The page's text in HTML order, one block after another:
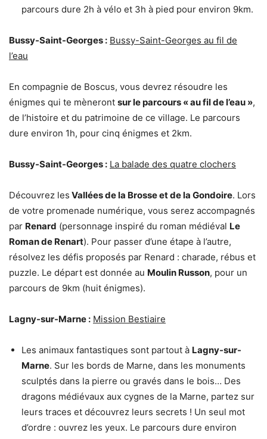
parcours dure 2h à vélo et 3h à pied pour environ 9km.
Bussy-Saint-Georges : Bussy-Saint-Georges au fil de
l’eau
En compagnie de Boscus, vous devrez résoudre les
énigmes qui te mèneront sur le parcours « au fil de l’eau »,
de l’histoire et du patrimoine de ce village. Le parcours
dure environ 1h, pour cinq énigmes et 2km.
Bussy-Saint-Georges : La balade des quatre clochers
Découvrez les Vallées de la Brosse et de la Gondoire. Lors
de votre promenade numérique, vous serez accompagnés
par Renard (personnage inspiré du roman médiéval Le
Roman de Renart). Pour passer d’une étape à l’autre,
résolvez les défis proposés par Renard : charade, rébus et
puzzle. Le départ est donnée au Moulin Russon, pour un
parcours de 9km (huit énigmes).
Lagny-sur-Marne : Mission Bestiaire
Les animaux fantastiques sont partout à Lagny-sur-
Marne. Sur les bords de Marne, dans les monuments
sculptés dans la pierre ou gravés dans le bois… Des
dragons médiévaux aux cygnes de la Marne, partez sur
leurs traces et découvrez leurs secrets ! Un seul mot
d’ordre : ouvrez les yeux. Le parcours dure environ